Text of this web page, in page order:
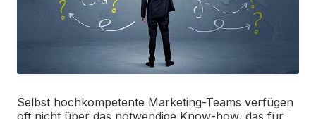
Selbst hochkompetente Marketing-Teams verfügen